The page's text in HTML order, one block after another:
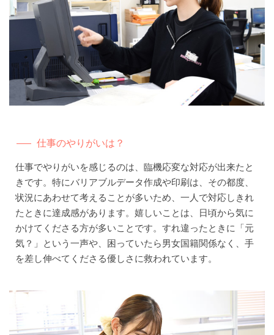
仕事のやりがいは？
仕事でやりがいを感じるのは、臨機応変な対応が出来たと
きです。特にバリアブルデータ作成や印刷は、その都度、
状況にあわせて考えることが多いため、一人で対応しきれ
たときに達成感があります。嬉しいことは、日頃から気に
かけてくださる方が多いことです。すれ違ったときに「元
気？」という一声や、困っていたら男女国籍関係なく、手
を差し伸べてくださる優しさに救われています。